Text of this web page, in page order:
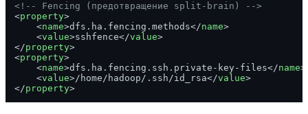
<!-- Fencing (предотвращение split-brain) -->
<property>
<name>dfs.ha.fencing.methods</name>
<value>sshfence</value>
</property>
<property>
<name>dfs.ha.fencing.ssh.private-key-files</name>
<value>/home/hadoop/.ssh/id_rsa</value>
</property>